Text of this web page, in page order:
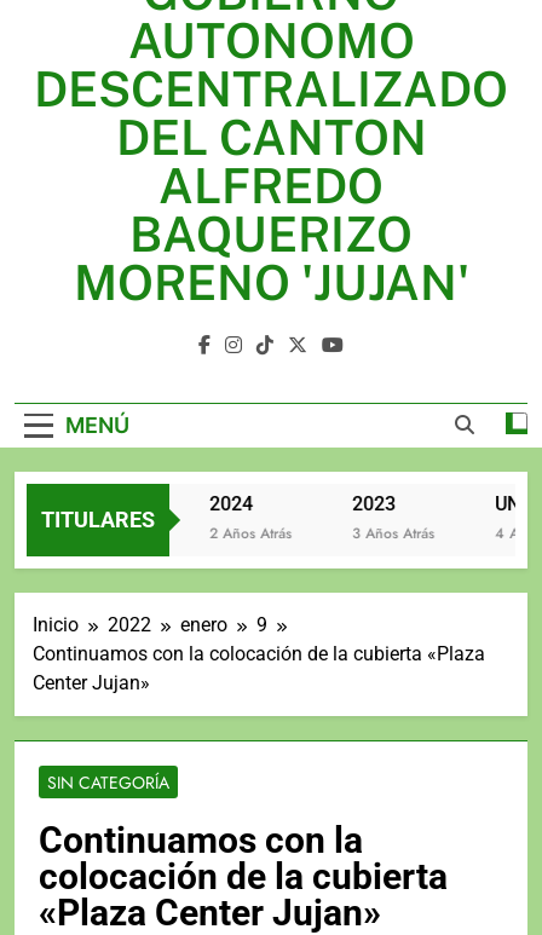
2024
2023
UNIDOS TRABAJANDO POR NUESTRO QUERIDO
JUJAN
AUTONOMO
DESCENTRALIZADO
DEL CANTON
ALFREDO
BAQUERIZO
MORENO 'JUJAN'
MENÚ
TITULARES
2 Años Atrás
2024
2 Años Atrás
2023
3 Años Atrás 4 Años
Inicio 2022 enero
9
Continuamos con la colocación de la cubierta «Plaza
Center Jujan»
SIN CATEGORÍA
Continuamos con la
colocación de la cubierta
«Plaza Center Jujan»